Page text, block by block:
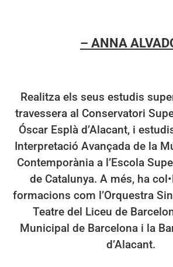
– ANNA
Realitza els seus estudis
travessera al Conservatori
Óscar Esplà d’Alacant, i
Interpretació Avançada de la
Contemporània a l’Escola
de Catalunya. A més, ha
formacions com l’Orquestra
Teatre del Liceu de
Municipal de Barcelona i la
d’Alacant.